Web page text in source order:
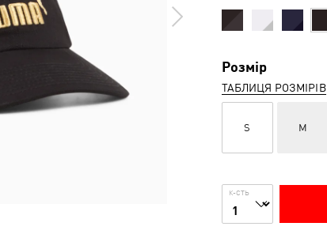
Розмір
ТАБЛИЦЯ РОЗМІРІВ
S M
К-СТЬ